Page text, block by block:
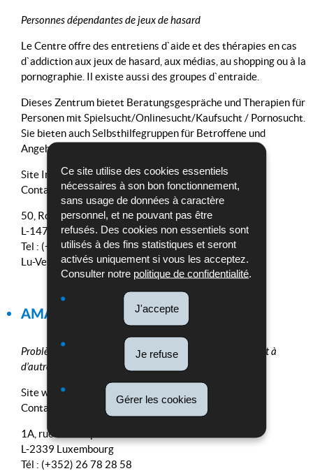
Ce site utilise des cookies essentiels
nécessaires à son bon fonctionnement,
sans usage de données à caractère
personnel, et ne pouvant pas être
refusés. Des cookies non essentiels sont
utilisés à des fins statistiques et seront
activés uniquement si vous les acceptez.
Consulter notre politique de confidentialité
J'accepte
Je refuse
Gérer les cookies
Personnes dépendantes de jeux de hasard
Le Centre offre des entretiens d`aide et des thérapies en cas
d`addiction aux jeux de hasard, aux médias, au shopping ou à la
pornographie. Il existe aussi des groupes d`entraide.
Dieses Zentrum bietet Beratungsgespräche und Therapien für
Personen mit Spielsucht/Onlinesucht/Kaufsucht / Pornosucht.
Sie bieten auch Selbsthilfegruppen für Betroffene und
Angehörige an.
Site Internet:www.zev.lu
Contact:info@zev.lu
50, Route d'Esch
L-1470 LUXEMBOURG
Tel : (+352) 26 48 00 38 / (+352) 621 835 968
Lu-Ve : 10h-16h
AMA
Problèmes de dépendances à l’alcool, aux médicaments et à
d’autres substances addictives
Site web:www.ama.lu
Contact:
info@ama.lu
1A, rue Christoph Plantin
L-2339 Luxembourg
Tél : (+352) 26 78 28 58